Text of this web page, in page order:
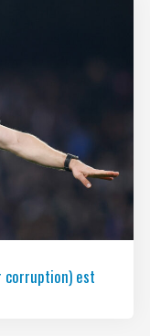
corruption) est